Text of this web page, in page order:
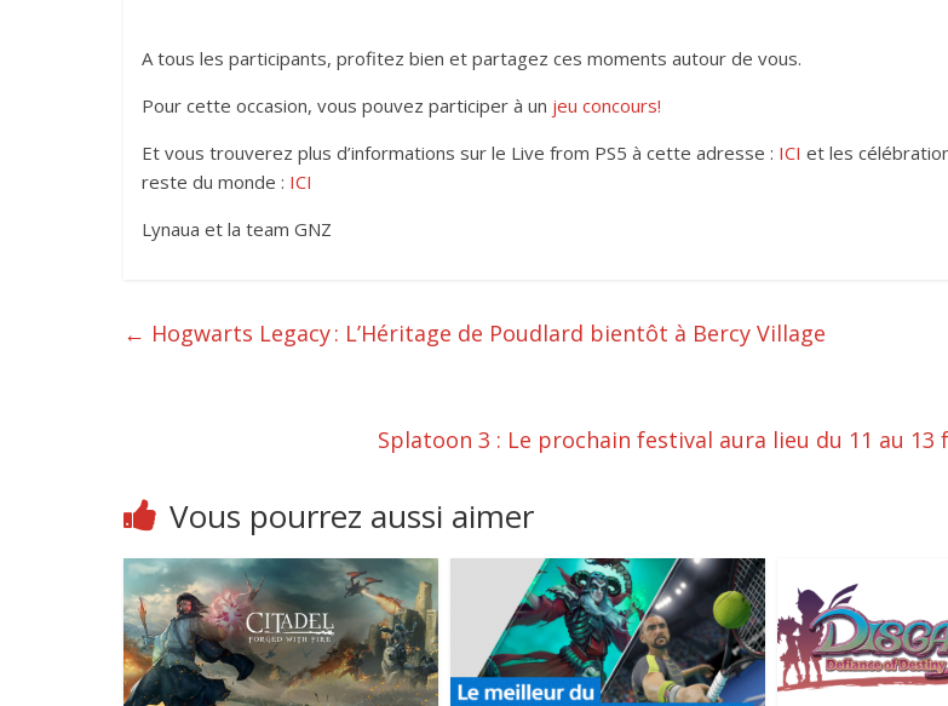
A tous les participants, profitez bien et partagez ces moments autour de vous.
Pour cette occasion, vous pouvez participer à un jeu concours!
Et vous trouverez plus d’informations sur le Live from PS5 à cette adresse : ICI et les
reste du monde : ICI
Lynaua et la team GNZ
← Hogwarts Legacy : L’Héritage de Poudlard bientôt à Bercy Village
Splatoon 3 : Le prochain festival aura lieu du 11 au 13
Vous pourrez aussi aimer